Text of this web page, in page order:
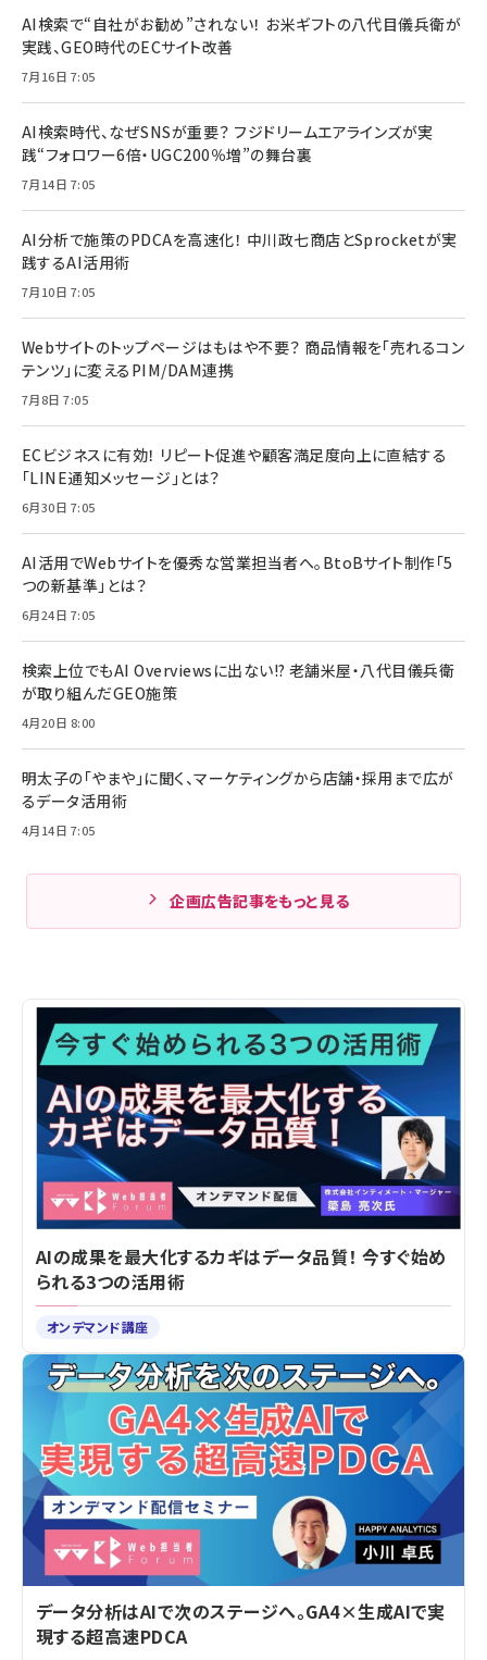
AI検索で“自社がお勧め”されない！ お米ギフトの八代目儀兵衛が
実践、GEO時代のECサイト改善
7月16日 7:05
AI検索時代、なぜSNSが重要？ フジドリームエアラインズが実
践“フォロワー6倍・UGC200％増”の舞台裏
7月14日 7:05
AI分析で施策のPDCAを高速化！ 中川政七商店とSprocketが実
践するAI活用術
7月10日 7:05
Webサイトのトップページはもはや不要？ 商品情報を「売れるコン
テンツ」に変えるPIM/DAM連携
7月8日 7:05
ECビジネスに有効！ リピート促進や顧客満足度向上に直結する
「LINE通知メッセージ」とは？
6月30日 7:05
AI活用でWebサイトを優秀な営業担当者へ。BtoBサイト制作「5
つの新基準」とは？
6月24日 7:05
検索上位でもAI Overviewsに出ない!? 老舗米屋・八代目儀兵衛
が取り組んだGEO施策
4月20日 8:00
明太子の「やまや」に聞く、マーケティングから店舗・採用まで広が
るデータ活用術
4月14日 7:05
企画広告記事をもっと見る
AIの成果を最大化するカギはデータ品質！ 今すぐ始め
られる3つの活用術
オンデマンド講座
データ分析はAIで次のステージへ。GA4×生成AIで実
現する超高速PDCA